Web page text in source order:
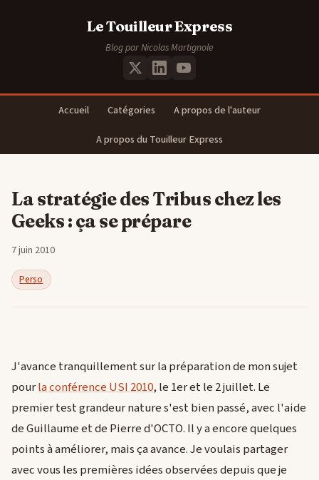
Le Touilleur Express
Blog par Nicolas Martignole
Accueil Catégories
A propos de l'auteur
A propos du Touilleur Express
La stratégie des Tribus chez les
Geeks : ça se prépare
7 juin 2010
Perso
J'avance tranquillement sur la préparation de mon sujet
pourla conférence USI 2010, le 1er et le 2 juillet. Le
premier test grandeur nature s'est bien passé, avec l'aide
de Guillaume et de Pierre d'OCTO. Il y a encore quelques
points à améliorer, mais ça avance. Je voulais partager
avec vous les premières idées observées depuis que je